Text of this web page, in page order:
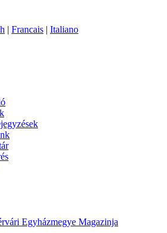
| Francais | Italiano
Egyházmegye Magazinja